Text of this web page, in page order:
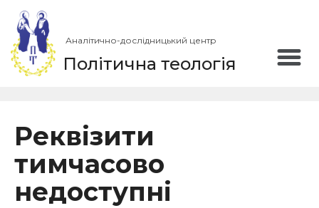
Аналітично-дослідницький центр
Політична теологія
Реквізити
тимчасово
недоступні